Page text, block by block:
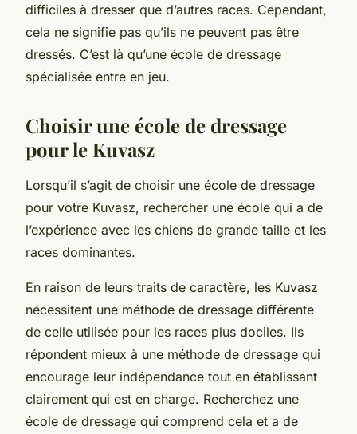
difficiles à dresser que d’autres races. Cependant,
cela ne signifie pas qu’ils ne peuvent pas être
dressés. C’est là qu’une école de dressage
spécialisée entre en jeu.
Choisir une école de dressage
pour le Kuvasz
Lorsqu’il s’agit de choisir une école de dressage
pour votre Kuvasz, rechercher une école qui a de
l’expérience avec les chiens de grande taille et les
races dominantes.
En raison de leurs traits de caractère, les Kuvasz
nécessitent une méthode de dressage différente
de celle utilisée pour les races plus dociles. Ils
répondent mieux à une méthode de dressage qui
encourage leur indépendance tout en établissant
clairement qui est en charge. Recherchez une
école de dressage qui comprend cela et a de